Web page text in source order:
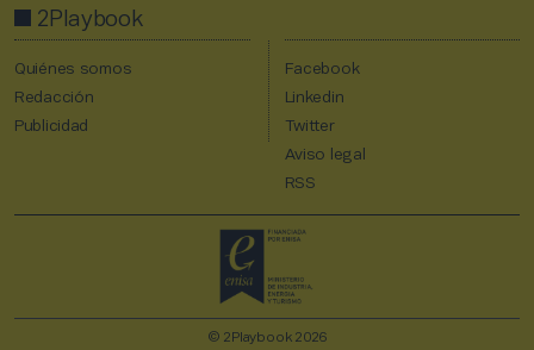
2Playbook
Quiénes somos
Redacción
Publicidad
Facebook
Linkedin
Twitter
Aviso legal
RSS
© 2Playbook 2026